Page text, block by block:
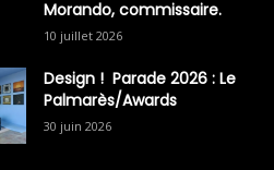
Morando, commissaire.
10 juillet 2026
Design ! Parade 2026 : Le
Palmarès/Awards
30 juin 2026